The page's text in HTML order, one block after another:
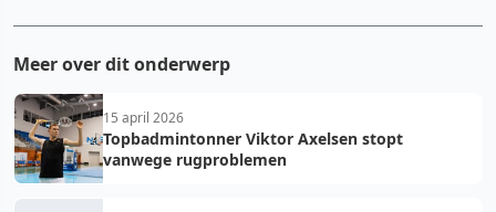
Meer over dit onderwerp
15 april 2026
Topbadmintonner Viktor Axelsen stopt
vanwege rugproblemen